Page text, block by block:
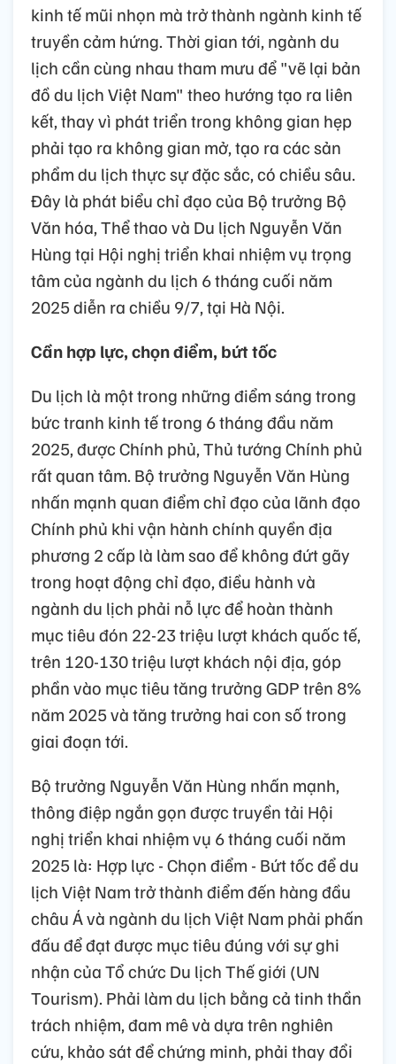
kinh tế mũi nhọn mà trở thành ngành kinh tế
truyền cảm hứng. Thời gian tới, ngành du
lịch cần cùng nhau tham mưu để "vẽ lại bản
đồ du lịch Việt Nam" theo hướng tạo ra liên
kết, thay vì phát triển trong không gian hẹp
phải tạo ra không gian mở, tạo ra các sản
phẩm du lịch thực sự đặc sắc, có chiều sâu.
Đây là phát biểu chỉ đạo của Bộ trưởng Bộ
Văn hóa, Thể thao và Du lịch Nguyễn Văn
Hùng tại Hội nghị triển khai nhiệm vụ trọng
tâm của ngành du lịch 6 tháng cuối năm
2025 diễn ra chiều 9/7, tại Hà Nội.
Cần hợp lực, chọn điểm, bứt tốc
Du lịch là một trong những điểm sáng trong
bức tranh kinh tế trong 6 tháng đầu năm
2025, được Chính phủ, Thủ tướng Chính phủ
rất quan tâm. Bộ trưởng Nguyễn Văn Hùng
nhấn mạnh quan điểm chỉ đạo của lãnh đạo
Chính phủ khi vận hành chính quyền địa
phương 2 cấp là làm sao để không đứt gãy
trong hoạt động chỉ đạo, điều hành và
ngành du lịch phải nỗ lực để hoàn thành
mục tiêu đón 22-23 triệu lượt khách quốc tế,
trên 120-130 triệu lượt khách nội địa, góp
phần vào mục tiêu tăng trưởng GDP trên 8%
năm 2025 và tăng trưởng hai con số trong
giai đoạn tới.
Bộ trưởng Nguyễn Văn Hùng nhấn mạnh,
thông điệp ngắn gọn được truyền tải Hội
nghị triển khai nhiệm vụ 6 tháng cuối năm
2025 là: Hợp lực - Chọn điểm - Bứt tốc để du
lịch Việt Nam trở thành điểm đến hàng đầu
châu Á và ngành du lịch Việt Nam phải phấn
đấu để đạt được mục tiêu đúng với sự ghi
nhận của Tổ chức Du lịch Thế giới (UN
Tourism). Phải làm du lịch bằng cả tinh thần
trách nhiệm, đam mê và dựa trên nghiên
cứu, khảo sát để chứng minh, phải thay đổi